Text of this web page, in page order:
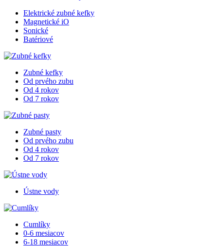
Elektrické zubné kefky
Magnetické iO
Sonické
Batériové
Zubné kefky
Od prvého zubu
Od 4 rokov
Od 7 rokov
Zubné pasty
Od prvého zubu
Od 4 rokov
Od 7 rokov
Ústne vody
Cumlíky
0-6 mesiacov
6-18 mesiacov